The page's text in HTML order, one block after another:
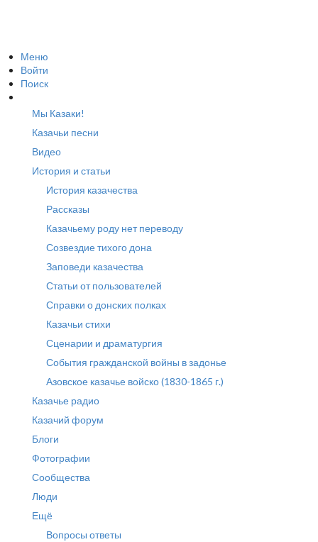
Меню
Войти
Поиск
Мы Казаки!
Казачьи песни
Видео
История и статьи
История казачества
Рассказы
Казачьему роду нет переводу
Созвездие тихого дона
Заповеди казачества
Статьи от пользователей
Справки о донских полках
Казачьи стихи
Сценарии и драматургия
События гражданской войны в задонье
Азовское казачье войско (1830-1865 г.)
Казачье радио
Казачий форум
Блоги
Фотографии
Сообщества
Люди
Ещё
Вопросы ответы